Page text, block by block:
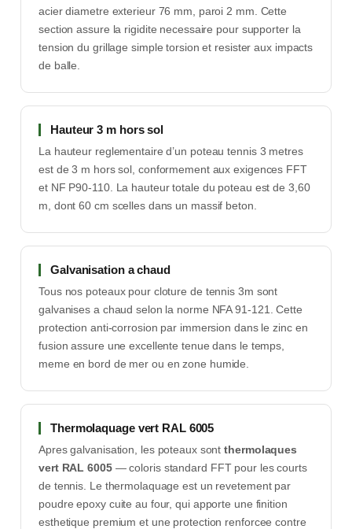
acier diametre exterieur 76 mm, paroi 2 mm. Cette
section assure la rigidite necessaire pour supporter la
tension du grillage simple torsion et resister aux impacts
de balle.
Hauteur 3 m hors sol
La hauteur reglementaire d’un poteau tennis 3 metres
est de 3 m hors sol, conformement aux exigences FFT
et NF P90-110. La hauteur totale du poteau est de 3,60
m, dont 60 cm scelles dans un massif beton.
Galvanisation a chaud
Tous nos poteaux pour cloture de tennis 3m sont
galvanises a chaud selon la norme NFA 91-121. Cette
protection anti-corrosion par immersion dans le zinc en
fusion assure une excellente tenue dans le temps,
meme en bord de mer ou en zone humide.
Thermolaquage vert RAL 6005
Apres galvanisation, les poteaux sontthermolaques
vert RAL 6005— coloris standard FFT pour les courts
de tennis. Le thermolaquage est un revetement par
poudre epoxy cuite au four, qui apporte une finition
esthetique premium et une protection renforcee contre